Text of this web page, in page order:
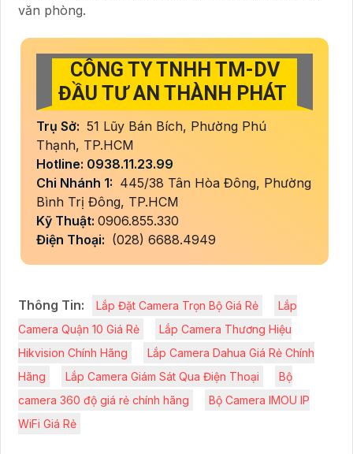
văn phòng.
CÔNG TY TNHH TM-DV
ĐẦU TƯ AN THÀNH PHÁT
Trụ Sở: 51 Lũy Bán Bích, Phường Phú
Thạnh, TP.HCM
Hotline: 0938.11.23.99
Chi Nhánh 1: 445/38 Tân Hòa Đông, Phường
Bình Trị Đông, TP.HCM
Kỹ Thuật: 0906.855.330
Điện Thoại: (028) 6688.4949
Thông Tin: Lắp Đặt Camera Trọn Bộ Giá Rẻ
Lắp
Camera Quận 10 Giá Rẻ
Lắp Camera Thương Hiệu
Hikvision Chính Hãng
Lắp Camera Dahua Giá Rẻ Chính
Hãng
Lắp Camera Giám Sát Qua Điện Thoại
Bộ
camera 360 độ giá rẻ chính hãng
Bộ Camera IMOU IP
WiFi Giá Rẻ